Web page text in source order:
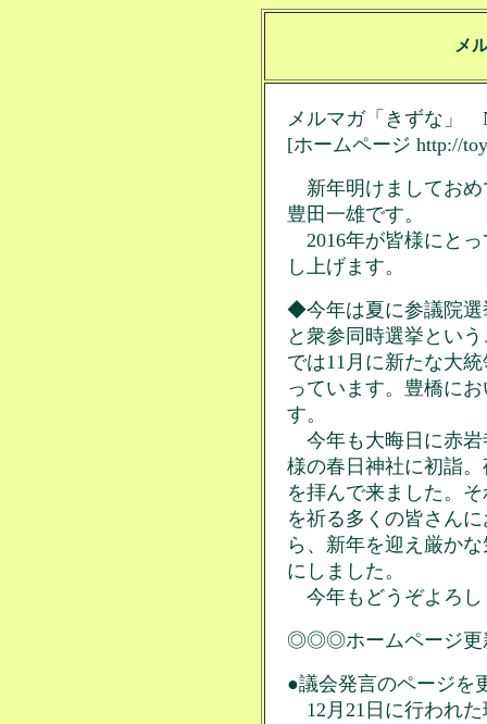
メ
メルマガ「きずな」
[ホームページ http://
新年明けましておめ
豊田一雄です。
2016年が皆様にと
し上げます。
◆今年は夏に参議院選
と衆参同時選挙とい
では11月に新たな大
っています。豊橋に
す。
今年も大晦日に赤岩
様の春日神社に初詣
を拝んで来ました。
を祈る多くの皆さん
ら、新年を迎え厳か
にしました。
今年もどうぞよろし
◎◎◎ホームページ
●議会発言のページを
12月21日に行われ